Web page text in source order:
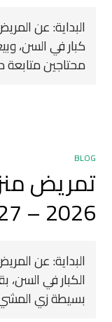
البداية: عن
كبار في السن،
محتاجين متابعة
BLOG
تمريض
2026 – 2027
البداية: عن
الكبار في
بسيطة زي